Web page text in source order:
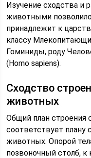
Изучение сходства и
животными
принадлежит к
классу
Гоминиды, роду
(Homo sapiens).
Сходство
животных
Общий план строения
соответствует плану
животных. Опорой
позвоночный столб,